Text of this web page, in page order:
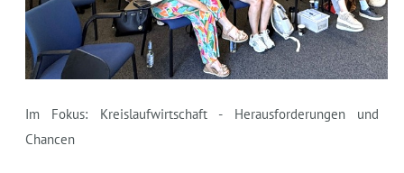
Im Fokus: Kreislaufwirtschaft - Herausforderungen und
Chancen